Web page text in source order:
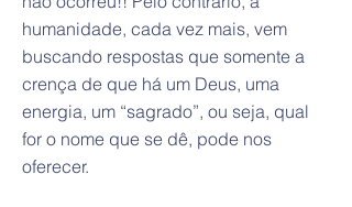
humanidade, cada vez mais, vem
buscando respostas que somente a
crença de que há um Deus, uma
energia, um “sagrado”, ou seja, qual
for o nome que se dê, pode nos
oferecer.